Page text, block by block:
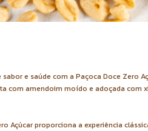
e saúde com a Paçoca Doce Zero
com amendoim moído e adoçada
Açúcar proporciona a experiência